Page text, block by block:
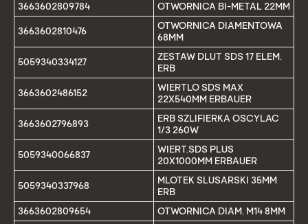
3663602809784
OTWORNICA BI-METAL 22MM
3663602810476
OTWORNICA DIAMENTOWA
68MM
5059340334127
ZESTAW DLUT SDS 17 ELEM.
ERB
3663602486152
WIERTLO SDS MAX
22X540MM ERBAUER
3663602796893
ERB SZLIFIERKA OSCYLAC
1/3 260W
5059340066837
WIERT.SDS PLUS
20X1000MM ERBAUER
5059340337968
MLOTEK SLUSARSKI 35MM
ERB
3663602809654
OTWORNICA DIAM. M14 8MM